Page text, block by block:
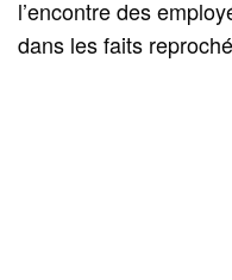
l’encontre des
dans les faits